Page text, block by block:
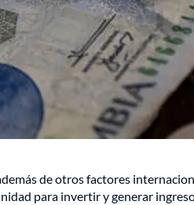
de otros factores
para invertir y generar